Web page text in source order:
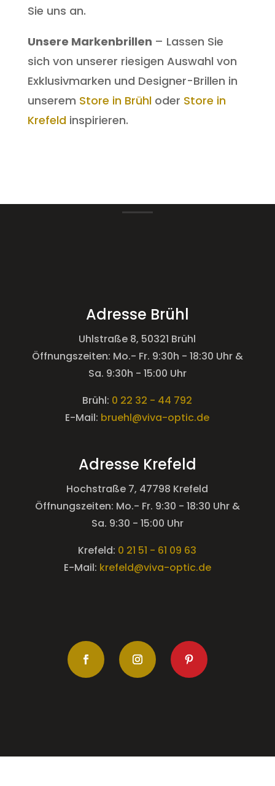
Sie uns an.
Unsere Markenbrillen – Lassen Sie
sich von unserer riesigen Auswahl von
Exklusivmarken und Designer-Brillen in
unserem Store in Brühloder Store in
Krefeldinspirieren.
Adresse Brühl
Uhlstraße 8, 50321 Brühl
Öffnungszeiten: Mo.- Fr. 9:30h - 18:30 Uhr &
Sa. 9:30h - 15:00 Uhr
Brühl: 0 22 32 - 44 792
E-Mail: bruehl@viva-optic.de
Adresse Krefeld
Hochstraße 7, 47798 Krefeld
Öffnungszeiten: Mo.- Fr. 9:30 - 18:30 Uhr &
Sa. 9:30 - 15:00 Uhr
Krefeld: 0 21 51 - 61 09 63
E-Mail: krefeld@viva-optic.de